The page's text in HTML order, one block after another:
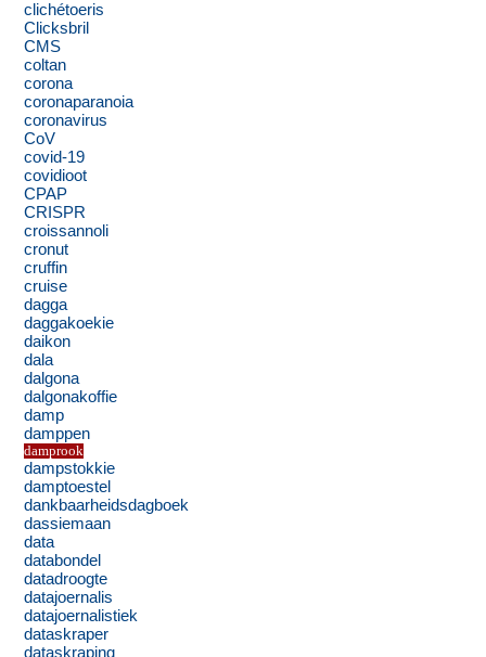
clichétoeris
Clicksbril
CMS
coltan
corona
coronaparanoia
coronavirus
CoV
covid-19
covidioot
CPAP
CRISPR
croissannoli
cronut
cruffin
cruise
dagga
daggakoekie
daikon
dala
dalgona
dalgonakoffie
damp
damppen
damprook
dampstokkie
damptoestel
dankbaarheidsdagboek
dassiemaan
data
databondel
datadroogte
datajoernalis
datajoernalistiek
dataskraper
dataskraping